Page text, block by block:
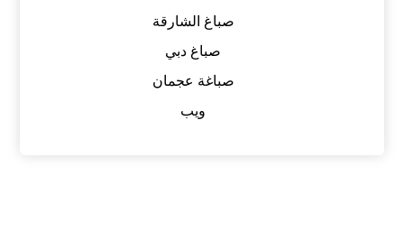
صباغ الشارقة
صباغ دبي
صباغة عجمان
ويب